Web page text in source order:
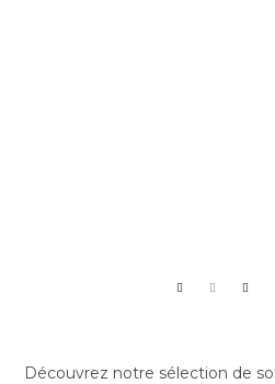
Découvrez notre sélection de